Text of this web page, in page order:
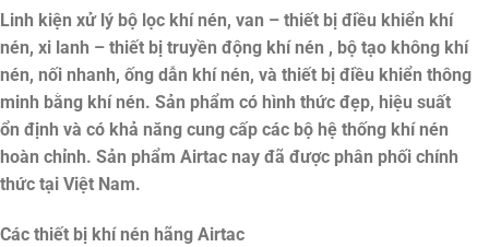
Linh kiện xử lý bộ lọc khí nén, van – thiết bị điều khiển khí
nén, xi lanh – thiết bị truyền động khí nén , bộ tạo không khí
nén, nối nhanh, ống dẫn khí nén, và thiết bị điều khiển thông
minh bằng khí nén. Sản phẩm có hình thức đẹp, hiệu suất
ổn định và có khả năng cung cấp các bộ hệ thống khí nén
hoàn chỉnh. Sản phẩm Airtac nay đã được phân phối chính
thức tại Việt Nam.
Các thiết bị khí nén hãng Airtac